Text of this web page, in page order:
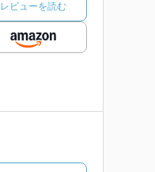
レビューを読む